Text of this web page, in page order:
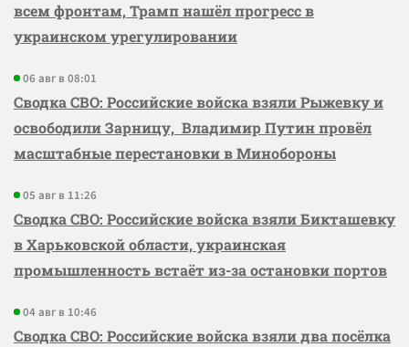
всем фронтам, Трамп нашёл прогресс в
украинском урегулировании
06 авг в 08:01
Сводка СВО: Российские войска взяли Рыжевку и
освободили Зарницу, Владимир Путин провёл
масштабные перестановки в Минобороны
05 авг в 11:26
Сводка СВО: Российские войска взяли Бикташевку
в Харьковской области, украинская
промышленность встаёт из-за остановки портов
04 авг в 10:46
Сводка СВО: Российские войска взяли два посёлка